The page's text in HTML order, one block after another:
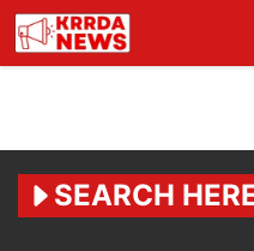
Skip
content
SEARCH